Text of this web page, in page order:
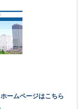
ホームページはこちら